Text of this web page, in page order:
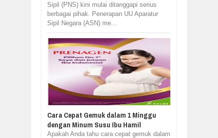
Sipil (PNS) kini mulai ditanggapi serius
berbagai pihak. Penerapan UU Aparatur
Sipil Negara (ASN) me...
Cara Cepat Gemuk dalam 1 Minggu
dengan Minum Susu Ibu Hamil
Apakah Anda tahu cara cepat gemuk dalam